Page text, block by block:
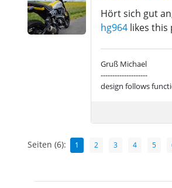
Hört sich gut
hg964likes this
Gruß Michael
--------------------
design follows
Seiten (6): 1 2 3 4 5